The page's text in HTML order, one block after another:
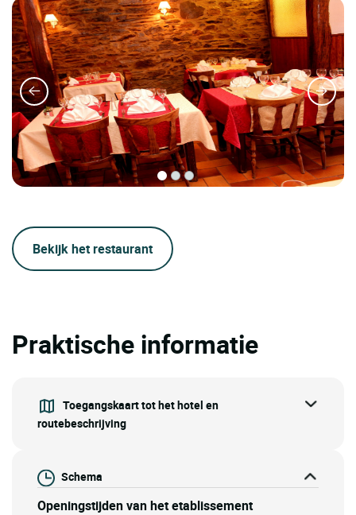
Bekijk het restaurant
Praktische informatie
Toegangskaart tot het hotel en
routebeschrijving
Schema
Openingstijden van het etablissement